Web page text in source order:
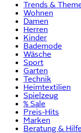
Trends &
Wohnen
Damen
Herren
Kinder
Bademode
Wäsche
Sport
Garten
Technik
Heimtextilien
Spielzeug
% Sale
Preis-Hits
Marken
Beratung &